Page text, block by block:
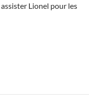
Lionel pour les